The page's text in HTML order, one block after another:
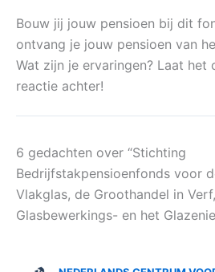
Bouw jij jouw pensioen bij dit
ontvang je jouw pensioen van
Wat zijn je ervaringen? Laat het
reactie achter!
6 gedachten over “Stichting
Bedrijfstakpensioenfonds voor
Vlakglas, de Groothandel in
Glasbewerkings- en het